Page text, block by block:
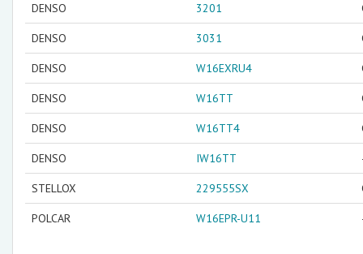
DENSO 3201
DENSO 3031
DENSO W16EXRU4
DENSO W16TT
DENSO W16TT4
DENSO IW16TT
STELLOX 229555SX
POLCAR W16EPR-U11